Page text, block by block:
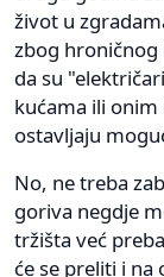
život u
zbog hroničnog
da su
kućama ili
ostavljaju
No, ne treba
goriva negdje
tržišta već
će se preliti i na